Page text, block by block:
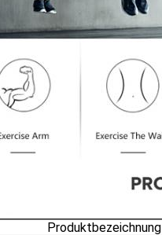
Produktbezeichnung